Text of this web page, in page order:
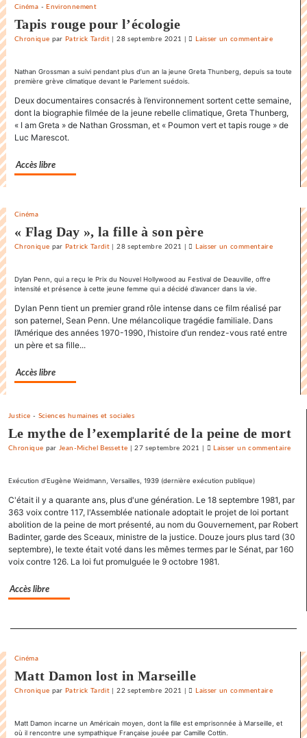
Cinéma - Environnement
Tapis rouge pour l’écologie
Chronique par Patrick Tardit |28 septembre 2021 Laisser un commentaire
endiablée
du
«
Karnawal
Nathan Grossman a suivi pendant plus d’un an la jeune Greta Thunberg, depuis sa toute
première grève climatique devant le Parlement suédois.
Deux documentaires consacrés à l’environnement sortent cette semaine,
dont la biographie filmée de la jeune rebelle climatique, Greta Thunberg,
« I am Greta » de Nathan Grossman, et « Poumon vert et tapis rouge » de
Luc Marescot.
Accès libre
Cinéma
« Flag Day », la fille à son père
Chronique par Patrick Tardit |28 septembre 2021 Laisser un commentaire
endiablée
Karnawal
Dylan Penn, qui a reçu le Prix du Nouvel Hollywood au Festival de Deauville, offre
intensité et présence à cette jeune femme qui a décidé d’avancer dans la vie.
Dylan Penn tient un premier grand rôle intense dans ce film réalisé par
son paternel, Sean Penn. Une mélancolique tragédie familiale. Dans
l’Amérique des années 1970-1990, l’histoire d’un rendez-vous raté entre
un père et sa fille...
Accès libre
Justice - Sciences humaines et sociales
Le mythe de l’exemplarité de la peine de mort
Chronique par Jean-Michel Bessette |27 septembre 2021 Laisser un commentaire
»
Exécution d’Eugène Weidmann, Versailles, 1939 (dernière exécution publique)
C'était il y a quarante ans, plus d'une génération. Le 18 septembre 1981, par
363 voix contre 117, l'Assemblée nationale adoptait le projet de loi portant
abolition de la peine de mort présenté, au nom du Gouvernement, par Robert
Badinter, garde des Sceaux, ministre de la justice. Douze jours plus tard (30
septembre), le texte était voté dans les mêmes termes par le Sénat, par 160
voix contre 126. La loi fut promulguée le 9 octobre 1981.
Accès libre
Cinéma
Matt Damon lost in Marseille
Chronique par Patrick Tardit |22 septembre 2021 Laisser un commentaire
endiablée
Matt Damon incarne un Américain moyen, dont la fille est emprisonnée à Marseille, et
où il rencontre une sympathique Française jouée par Camille Cottin.